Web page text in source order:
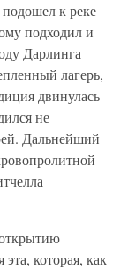
к реке
подходил и
Дарлинга
лагерь,
двинулась
не
Дальнейший
которая, как